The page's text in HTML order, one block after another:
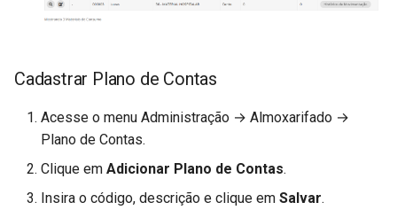
Cadastrar Plano de Contas
Acesse o menu Administração → Almoxarifado →
Plano de Contas.
Clique em Adicionar Plano de Contas.
Insira o código, descrição e clique em Salvar.